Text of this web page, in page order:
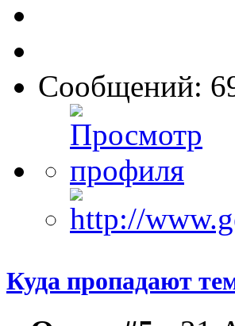
Сообщений:
Куда пропадают